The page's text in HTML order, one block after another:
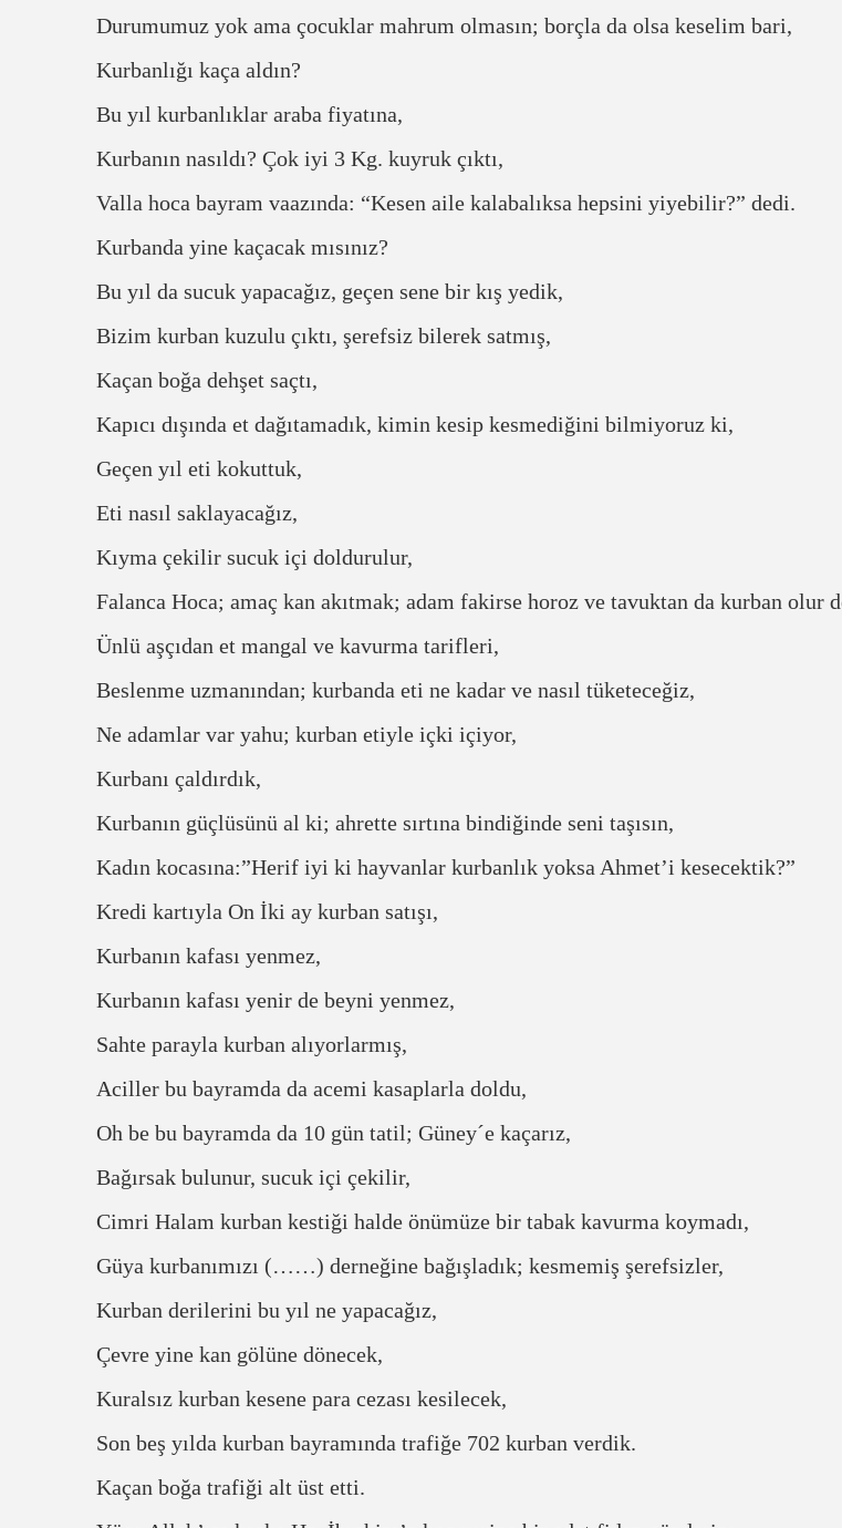
Durumumuz yok ama çocuklar mahrum olmasın; borçla da olsa keselim bari,
Kurbanlığı kaça aldın?
Bu yıl kurbanlıklar araba fiyatına,
Kurbanın nasıldı? Çok iyi 3 Kg. kuyruk çıktı,
Valla hoca bayram vaazında: “Kesen aile kalabalıksa hepsini yiyebilir?” dedi.
Kurbanda yine kaçacak mısınız?
Bu yıl da sucuk yapacağız, geçen sene bir kış yedik,
Bizim kurban kuzulu çıktı, şerefsiz bilerek satmış,
Kaçan boğa dehşet saçtı,
Kapıcı dışında et dağıtamadık, kimin kesip kesmediğini bilmiyoruz ki,
Geçen yıl eti kokuttuk,
Eti nasıl saklayacağız,
Kıyma çekilir sucuk içi doldurulur,
Falanca Hoca; amaç kan akıtmak; adam fakirse horoz ve tavuktan da kurban olur
Ünlü aşçıdan et mangal ve kavurma tarifleri,
Beslenme uzmanından; kurbanda eti ne kadar ve nasıl tüketeceğiz,
Ne adamlar var yahu; kurban etiyle içki içiyor,
Kurbanı çaldırdık,
Kurbanın güçlüsünü al ki; ahrette sırtına bindiğinde seni taşısın,
Kadın kocasına:”Herif iyi ki hayvanlar kurbanlık yoksa Ahmet’i kesecektik?”
Kredi kartıyla On İki ay kurban satışı,
Kurbanın kafası yenmez,
Kurbanın kafası yenir de beyni yenmez,
Sahte parayla kurban alıyorlarmış,
Aciller bu bayramda da acemi kasaplarla doldu,
Oh be bu bayramda da 10 gün tatil; Güney´e kaçarız,
Bağırsak bulunur, sucuk içi çekilir,
Cimri Halam kurban kestiği halde önümüze bir tabak kavurma koymadı,
Güya kurbanımızı (……) derneğine bağışladık; kesmemiş şerefsizler,
Kurban derilerini bu yıl ne yapacağız,
Çevre yine kan gölüne dönecek,
Kuralsız kurban kesene para cezası kesilecek,
Son beş yılda kurban bayramında trafiğe 702 kurban verdik.
Kaçan boğa trafiği alt üst etti.